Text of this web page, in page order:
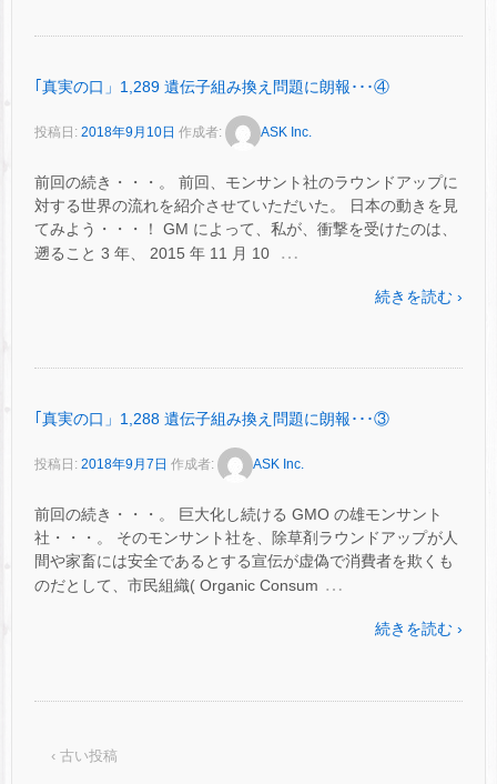
｢真実の口」1,289 遺伝子組み換え問題に朗報･･･④
投稿日: 2018年9月10日 作成者: ASK Inc.
前回の続き・・・。 前回、モンサント社のラウンドアップに
対する世界の流れを紹介させていただいた。 日本の動きを見
てみよう・・・！ GM によって、私が、衝撃を受けたのは、
遡ること 3 年、 2015 年 11 月 10
…
続きを読む ›
｢真実の口」1,288 遺伝子組み換え問題に朗報･･･③
投稿日: 2018年9月7日 作成者: ASK Inc.
前回の続き・・・。 巨大化し続ける GMO の雄モンサント
社・・・。 そのモンサント社を、除草剤ラウンドアップが人
間や家畜には安全であるとする宣伝が虚偽で消費者を欺くも
のだとして、市民組織( Organic Consum …
続きを読む ›
‹ 古い投稿